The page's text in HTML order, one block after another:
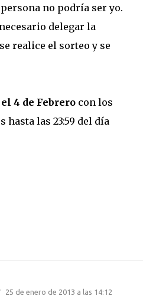
no podría ser yo.
delegar la
realice el sorteo y se
4 de Febrero con los
las 23:59 del día
25 de enero de 2013 a las 14:12